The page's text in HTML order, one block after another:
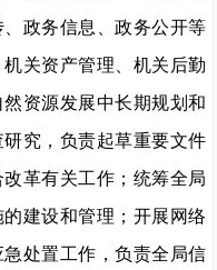
政务信息、政务公开等
关资产管理、机关后勤
资源发展中长期规划和
究，负责起草重要文件
革有关工作 ； 统筹全局
建设和管理 ； 开展网络
处置工作，负责全局信